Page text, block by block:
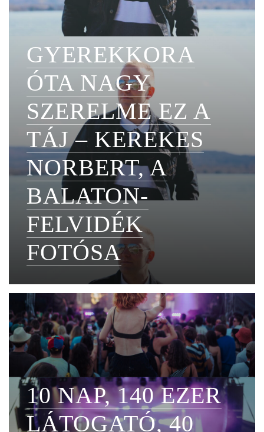
GYEREKKORA
ÓTA NAGY
SZERELME EZ A
TÁJ – KEREKES
NORBERT, A
BALATON-
FELVIDÉK
FOTÓSA
10 NAP, 140 EZER
LÁTOGATÓ, 40